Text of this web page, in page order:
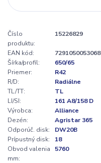
Číslo
produktu:
15226829
EAN kód:
7291050053068
Šírka/profil:
650/65
Priemer:
R42
R/D:
Radiálne
TL/TT:
TL
LI/SI:
161 A8/158 D
Výrobca:
Alliance
Dezén:
Agristar 365
Odporúč. disk:
DW20B
Prípustný disk:
18
Obvod valenia
mm:
5760